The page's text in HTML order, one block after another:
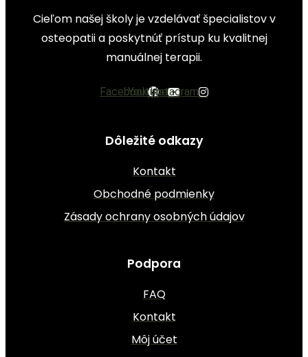
Cieľom našej školy je vzdelávať špecialistov v
osteopatii a poskytnúť prístup ku kvalitnej
manuálnej terapii.
FacebookYoutubeInstagram
Dôležité odkazy
Kontakt
Obchodné podmienky
Zásady ochrany osobných údajov
Podpora
FAQ
Kontakt
Môj účet